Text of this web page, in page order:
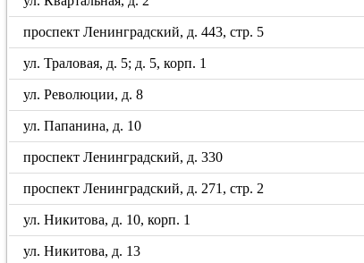
проспект Ленинградский, д. 443, стр. 5
ул. Траловая, д. 5; д. 5, корп. 1
ул. Революции, д. 8
ул. Папанина, д. 10
проспект Ленинградский, д. 330
проспект Ленинградский, д. 271, стр. 2
ул. Никитова, д. 10, корп. 1
ул. Никитова, д. 13